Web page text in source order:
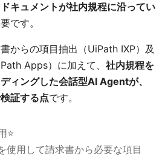
キュメントが社内規程に沿ってい
です。
からの項目抽出（UiPath IXP）及
Apps）に加えて、 社内規程を
ィングした会話型AI Agentが、
証する点です。
⭐️
使用して請求書から必要な項目